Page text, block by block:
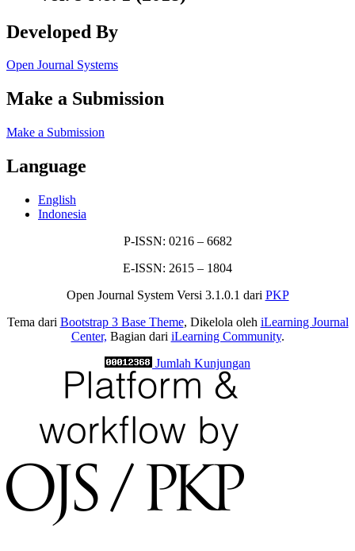
Developed By
Open Journal Systems
Make a Submission
Make a Submission
Language
English
Indonesia
P-ISSN: 0216 – 6682
E-ISSN: 2615 – 1804
Open Journal System Versi 3.1.0.1 dari PKP
Tema dari Bootstrap 3 Base Theme, Dikelola oleh iLearning Journal
Center, Bagian dari iLearning Community.
Jumlah Kunjungan